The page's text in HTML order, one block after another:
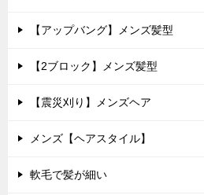
【アップバング】メンズ髪型
【2ブロック】メンズ髪型
【震災刈り】メンズヘア
メンズ【ヘアスタイル】
軟毛で髪が細い